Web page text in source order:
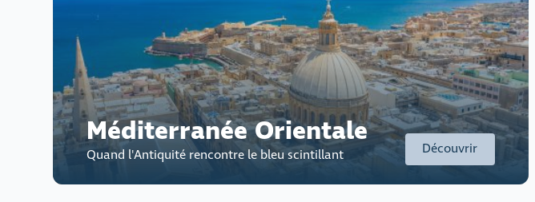
Méditerranée Orientale
Quand l'Antiquité rencontre le bleu scintillant Découvrir